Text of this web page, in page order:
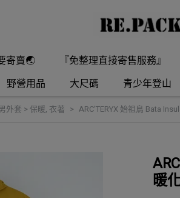
寄賣🌏 『免整理直接寄售服務』
野營用品 大尺碼 青少年登山
外套 > 保暖, 衣著 ARC'TERYX 始祖鳥 Bata
暖